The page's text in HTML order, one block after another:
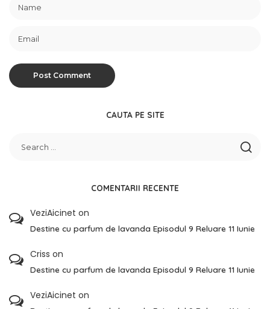
CAUTA PE SITE
COMENTARII RECENTE
VeziAicinet on
Destine cu parfum de lavanda Episodul 9 Reluare 11 Iunie
Criss on
Destine cu parfum de lavanda Episodul 9 Reluare 11 Iunie
VeziAicinet on